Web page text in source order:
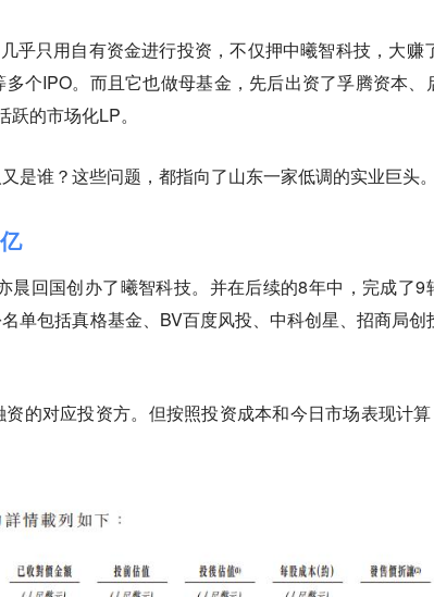
乎只用自有资金进行投资，不仅押中曦智科技，大赚
个IPO。而且它也做母基金，先后出资了孚腾资本、
的市场化LP。
是谁？这些问题，都指向了山东一家低调的实业巨头。
晨回国创办了曦智科技。并在后续的8年中，完成了9
单包括真格基金、BV百度风投、中科创星、招商局创
的对应投资方。但按照投资成本和今日市场表现计